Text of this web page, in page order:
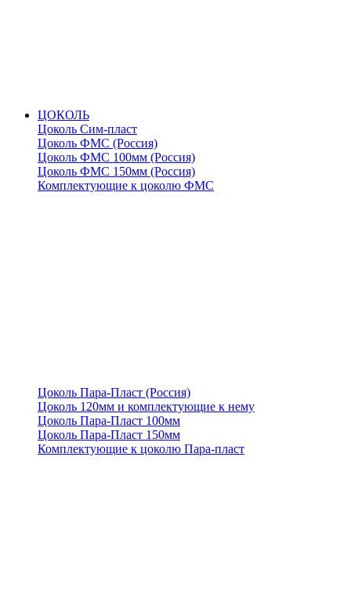
ЦОКОЛЬ
Цоколь Сим-пласт
Цоколь ФМС (Россия)
Цоколь ФМС 100мм (Россия)
Цоколь ФМС 150мм (Россия)
Комплектующие к цоколю ФМС
Цоколь Пара-Пласт (Россия)
Цоколь 120мм и комплектующие к нему
Цоколь Пара-Пласт 100мм
Цоколь Пара-Пласт 150мм
Комплектующие к цоколю Пара-пласт